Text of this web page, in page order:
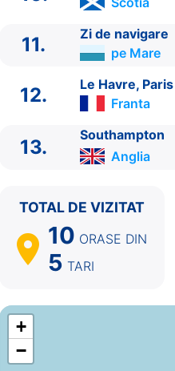
Queensferry Scotia
Zi de navigare pe Mare
12. Le Havre, Paris Franta
Southampton
11.
Zi de navigare
pe Mare
12. Le Havre, Paris
Franta
13.
Southampton
Anglia
TOTAL DE VIZITAT
10 ORASE DIN
5 TARI
+
−